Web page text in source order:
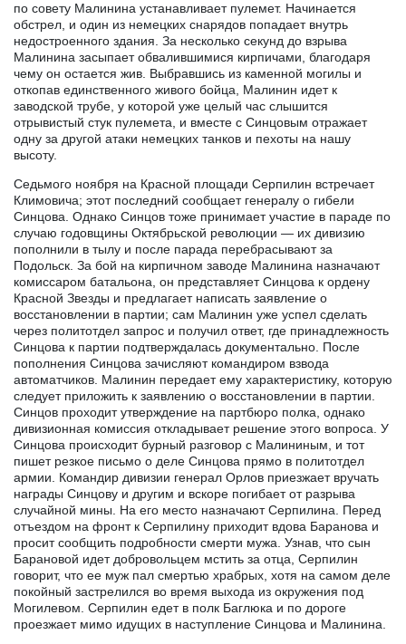
по совету Малинина устанавливает пулемет. Начинается
обстрел, и один из немецких снарядов попадает внутрь
недостроенного здания. За несколько секунд до взрыва
Малинина засыпает обвалившимися кирпичами, благодаря
чему он остается жив. Выбравшись из каменной могилы и
откопав единственного живого бойца, Малинин идет к
заводской трубе, у которой уже целый час слышится
отрывистый стук пулемета, и вместе с Синцовым отражает
одну за другой атаки немецких танков и пехоты на нашу
высоту.
Седьмого ноября на Красной площади Серпилин встречает
Климовича; этот последний сообщает генералу о гибели
Синцова. Однако Синцов тоже принимает участие в параде по
случаю годовщины Октябрьской революции — их дивизию
пополнили в тылу и после парада перебрасывают за
Подольск. За бой на кирпичном заводе Малинина назначают
комиссаром батальона, он представляет Синцова к ордену
Красной Звезды и предлагает написать заявление о
восстановлении в партии; сам Малинин уже успел сделать
через политотдел запрос и получил ответ, где принадлежность
Синцова к партии подтверждалась документально. После
пополнения Синцова зачисляют командиром взвода
автоматчиков. Малинин передает ему характеристику, которую
следует приложить к заявлению о восстановлении в партии.
Синцов проходит утверждение на партбюро полка, однако
дивизионная комиссия откладывает решение этого вопроса. У
Синцова происходит бурный разговор с Малининым, и тот
пишет резкое письмо о деле Синцова прямо в политотдел
армии. Командир дивизии генерал Орлов приезжает вручать
награды Синцову и другим и вскоре погибает от разрыва
случайной мины. На его место назначают Серпилина. Перед
отъездом на фронт к Серпилину приходит вдова Баранова и
просит сообщить подробности смерти мужа. Узнав, что сын
Барановой идет добровольцем мстить за отца, Серпилин
говорит, что ее муж пал смертью храбрых, хотя на самом деле
покойный застрелился во время выхода из окружения под
Могилевом. Серпилин едет в полк Баглюка и по дороге
проезжает мимо идущих в наступление Синцова и Малинина.